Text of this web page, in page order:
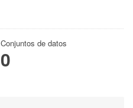
Conjuntos de datos
0